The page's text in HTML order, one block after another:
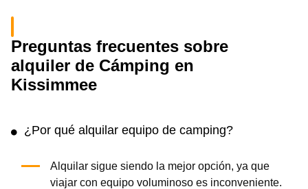
Preguntas frecuentes sobre
alquiler de Cámping en
Kissimmee
¿Por qué alquilar equipo de camping?
Alquilar sigue siendo la mejor opción, ya que
viajar con equipo voluminoso es inconveniente.